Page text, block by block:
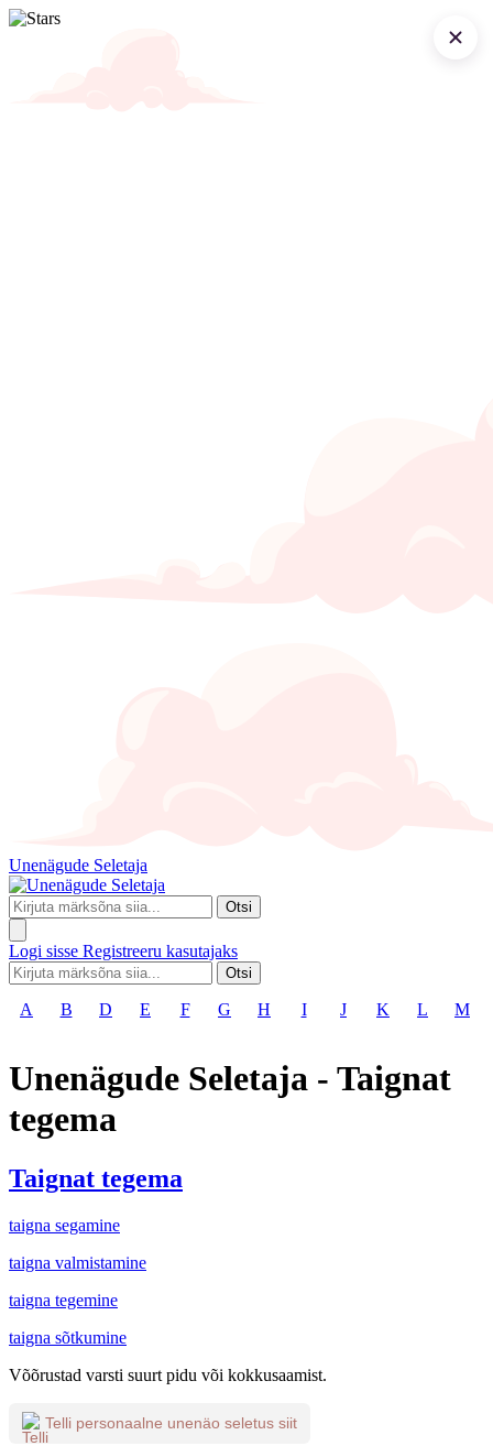
Unenägude Seletaja
Otsi
Logi sisse Registreeru kasutajaks
Otsi
A B D E F G H I J K L M
Unenägude Seletaja - Taignat
tegema
Taignat tegema
taigna segamine
taigna valmistamine
taigna tegemine
taigna sõtkumine
Võõrustad varsti suurt pidu või kokkusaamist.
Telli personaalne unenäo seletus siit